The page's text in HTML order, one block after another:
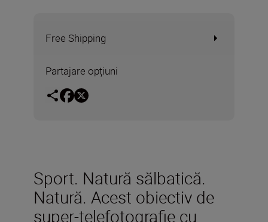
Free Shipping
Partajare opțiuni
Sport. Natură sălbatică.
Natură. Acest obiectiv de
super-telefotografie cu